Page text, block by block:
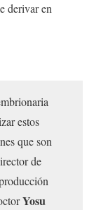
derivar en
estos
que son
de
Yosu